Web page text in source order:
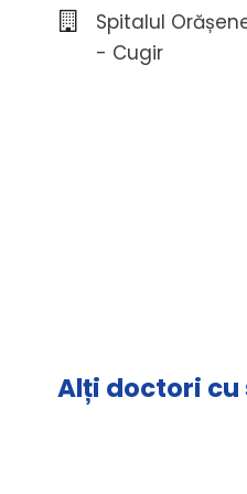
Spitalul
- Cugir
Alți doctori